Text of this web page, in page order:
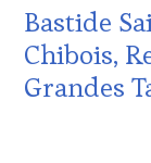
VIN
ET
DE
LA
Bastide
Chibois,
Grandes